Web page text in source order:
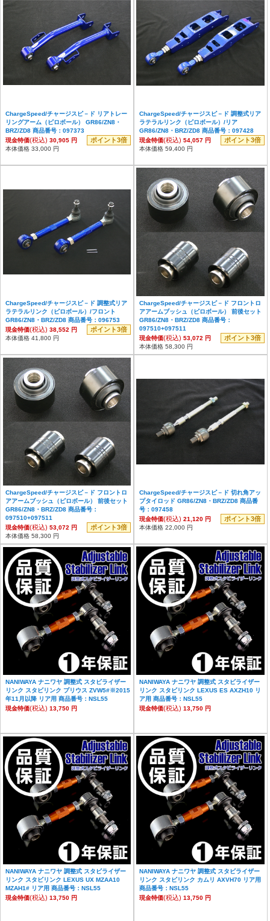
ChargeSpeed/チャージスピ－ド リアトレー
リングアーム（ピロボール） GR86/ZN8・
BRZ/ZD8 商品番号：097373
現金特価(税込) 30,905 円 ポイント3倍
本体価格 33,000 円
ChargeSpeed/チャージスピ－ド 調整式リア
ラテラルリンク（ピロボール）/リア
GR86/ZN8・BRZ/ZD8 商品番号：097428
現金特価(税込) 54,057 円 ポイント3倍
本体価格 59,400 円
ChargeSpeed/チャージスピ－ド 調整式リア
ラテラルリンク（ピロボール）/フロント
GR86/ZN8・BRZ/ZD8 商品番号：096753
現金特価(税込) 38,552 円 ポイント3倍
本体価格 41,800 円
ChargeSpeed/チャージスピ－ド フロントロ
アアームブッシュ（ピロボール） 前後セット
GR86/ZN8・BRZ/ZD8 商品番号：
097510+097511
現金特価(税込) 53,072 円 ポイント3倍
本体価格 58,300 円
ChargeSpeed/チャージスピ－ド フロントロ
アアームブッシュ（ピロボール） 前後セット
GR86/ZN8・BRZ/ZD8 商品番号：
097510+097511
現金特価(税込) 53,072 円 ポイント3倍
本体価格 58,300 円
ChargeSpeed/チャージスピ－ド 切れ角アッ
プタイロッド GR86/ZN8・BRZ/ZD8 商品番
号：097458
現金特価(税込) 21,120 円 ポイント3倍
本体価格 22,000 円
NANIWAYA ナニワヤ 調整式 スタビライザー
リンク スタビリンク プリウス ZVW5#※2015
年11月以降 リア用 商品番号：NSL55
現金特価(税込) 13,750 円
NANIWAYA ナニワヤ 調整式 スタビライザー
リンク スタビリンク LEXUS ES AXZH10 リ
ア用 商品番号：NSL55
現金特価(税込) 13,750 円
NANIWAYA ナニワヤ 調整式 スタビライザー
リンク スタビリンク LEXUS UX MZAA10
MZAH1# リア用 商品番号：NSL55
現金特価(税込) 13,750 円
NANIWAYA ナニワヤ 調整式 スタビライザー
リンク スタビリンク カムリ AXVH70 リア用
商品番号：NSL55
現金特価(税込) 13,750 円